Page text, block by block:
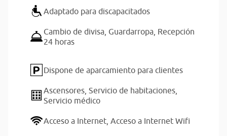
Adaptado para discapacitados
Cambio de divisa, Guardarropa, Recepción
24 horas
Dispone de aparcamiento para clientes
Ascensores, Servicio de habitaciones,
Servicio médico
Acceso a Internet, Acceso a Internet Wifi